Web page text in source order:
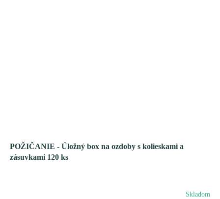
POŽIČANIE - Úložný box na ozdoby s kolieskami a
zásuvkami 120 ks
Skladom